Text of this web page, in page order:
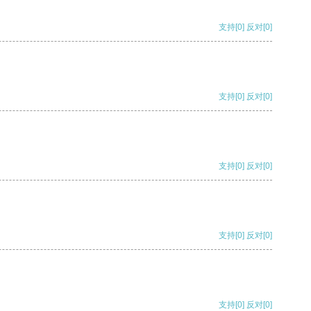
支持[0] 反对[0]
支持[0] 反对[0]
支持[0] 反对[0]
支持[0] 反对[0]
支持[0] 反对[0]